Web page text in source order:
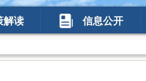
解读 信息公开